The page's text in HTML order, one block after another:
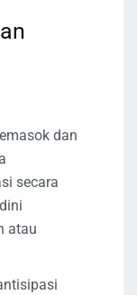
dan
secara
atau